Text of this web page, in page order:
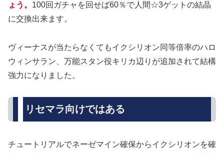
ょう。 100回ガチャを回せば60％で人間☆3ゲットの結晶
に交換出来ます。
ヴィーナスが当たらなくてもイクシリオン同等倍率のハロ
ウィンサラン、万能スタン役キリカ辺りが追加されて結構
強力になりました。
リセマラ向けではある
チュートリアルでネーゼマイン確保からイクシリオンを確